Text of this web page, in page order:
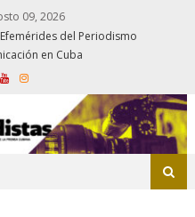
09, 2026
Efemérides del Periodismo
en Cuba